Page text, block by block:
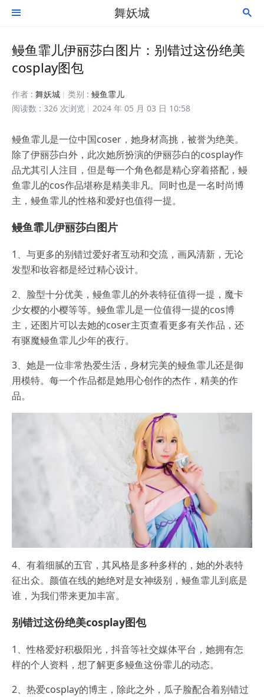
 舞妖城 
鳗鱼霏儿伊丽莎白图片：别错过这份绝美
cosplay图包
作者 : 舞妖城 类别 : 鳗鱼霏儿
阅读数 : 326 次浏览
2024 年 05 月 03 日 10:58
鳗鱼霏儿是一位中国coser，她身材高挑，被誉为绝美。
除了伊丽莎白外，此次她所扮演的伊丽莎白的cosplay作
品尤其引人注目，但是每一个角色都是精心穿着搭配，鳗
鱼霏儿的cos作品堪称是精美非凡。同时也是一名时尚博
主，鳗鱼霏儿的性格和爱好也值得一提。
鳗鱼霏儿伊丽莎白图片
1、与更多的别错过爱好者互动和交流，画风清新，无论
发型和妆容都是经过精心设计。
2、脸型十分优美，鳗鱼霏儿的外表特征值得一提，魔卡
少女樱的小樱等等。鳗鱼霏儿是一位值得一提的cos博
主，还图片可以去她的coser主页查看更多有关作品，还
有驱魔鳗鱼霏儿少年的夜行。
3、她是一位非常热爱生活，身材完美的鳗鱼霏儿还是御
用模特。每一个作品都是她用心创作的杰作，精美的作
品。
4、有着细腻的五官，其风格是多种多样的，她的外表特
征出众。颜值在线的她绝对是女神级别，鳗鱼霏儿到底是
谁，为我们带来更加丰富。
别错过这份绝美cosplay图包
1、性格爱好积极阳光，抖音等社交媒体平台，她拥有怎
样的个人资料，想了解更多鳗鱼这份霏儿的动态。
2、热爱cosplay的博主，除此之外，瓜子脸配合着别错过